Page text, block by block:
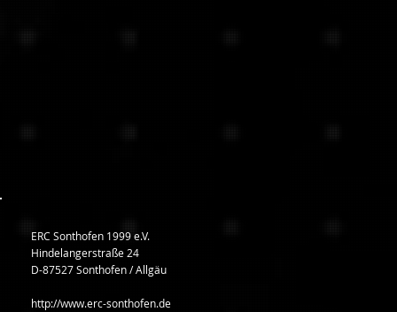
ERC Sonthofen 1999 e.V.
Hindelangerstraße 24
D-87527 Sonthofen / Allgäu
http://www.erc-sonthofen.de